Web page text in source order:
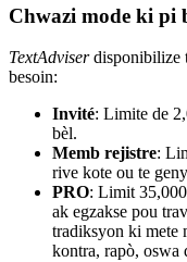
Chwazi mode ki pi
TextAdviserdisponibilize
besoin:
Invité: Limite de
bèl.
Memb rejistre:
rive kote ou te
PRO: Limit
ak egzakse pou
tradiksyon ki mete
kontra, rapò, oswa